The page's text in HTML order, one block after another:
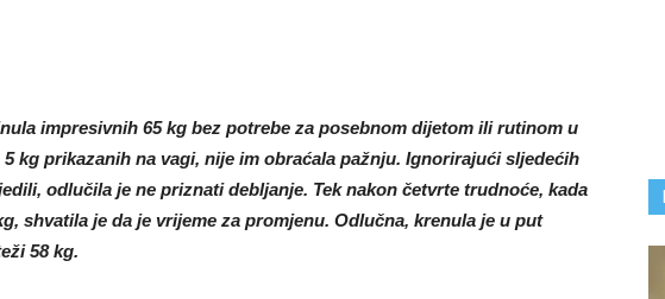
impresivnih 65 kg bez potrebe za posebnom dijetom ili rutinom u
kg prikazanih na vagi, nije im obraćala pažnju. Ignorirajući sljedećih
odlučila je ne priznati debljanje. Tek nakon četvrte trudnoće, kada
shvatila je da je vrijeme za promjenu. Odlučna, krenula je u put
58 kg.